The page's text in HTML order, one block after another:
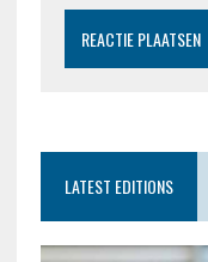
LATEST EDITIONS